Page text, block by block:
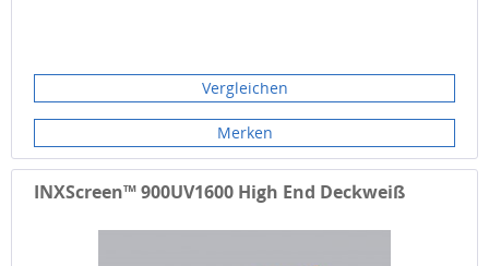
Vergleichen
Merken
INXScreen™ 900UV1600 High End Deckweiß